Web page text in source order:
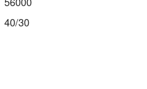
40/30